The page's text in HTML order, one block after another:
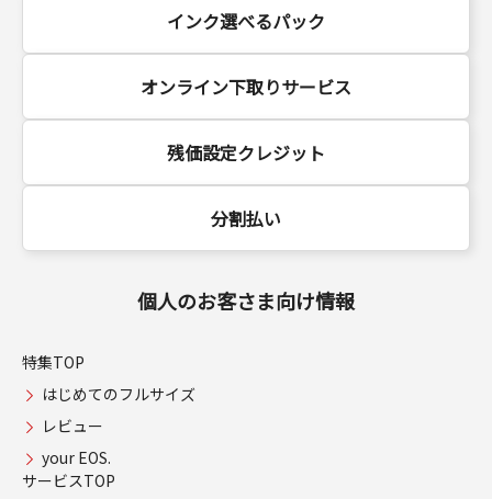
インク選べるパック
オンライン下取りサービス
残価設定クレジット
分割払い
個人のお客さま向け情報
特集TOP
はじめてのフルサイズ
レビュー
your EOS.
サービスTOP